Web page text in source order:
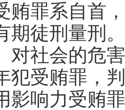
贿罪系自首
期徒刑量刑
对社会的危
犯受贿罪，
影响力受贿